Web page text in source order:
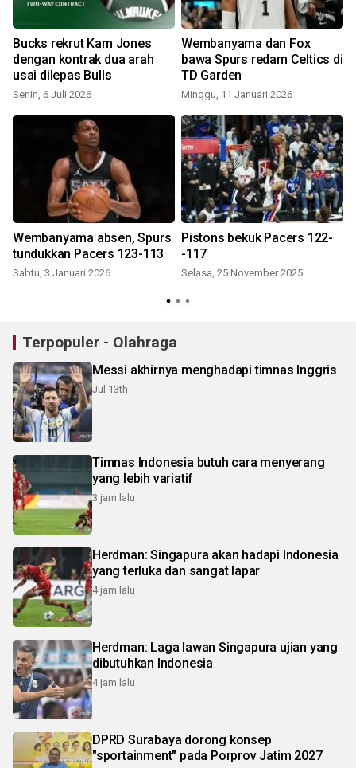
Bucks rekrut Kam Jones
dengan kontrak dua arah
usai dilepas Bulls
Senin, 6 Juli 2026
Wembanyama dan Fox
bawa Spurs redam Celtics di
TD Garden
Minggu, 11 Januari 2026
Wembanyama absen, Spurs
tundukkan Pacers 123-113
Sabtu, 3 Januari 2026
Pistons bekuk Pacers 122-
-117
Selasa, 25 November 2025
Terpopuler - Olahraga
Messi akhirnya menghadapi timnas Inggris
Jul 13th
Timnas Indonesia butuh cara menyerang
yang lebih variatif
3 jam lalu
Herdman: Singapura akan hadapi Indonesia
yang terluka dan sangat lapar
4 jam lalu
Herdman: Laga lawan Singapura ujian yang
dibutuhkan Indonesia
4 jam lalu
DPRD Surabaya dorong konsep
"sportainment" pada Porprov Jatim 2027